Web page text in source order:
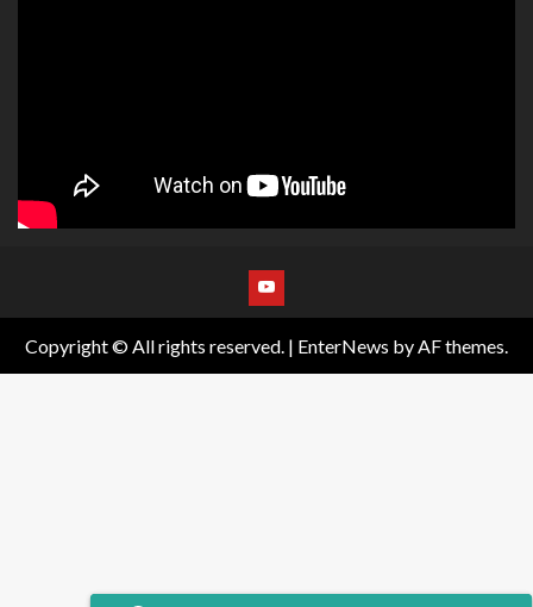
Copyright © All rights reserved. | EnterNews by AF themes.